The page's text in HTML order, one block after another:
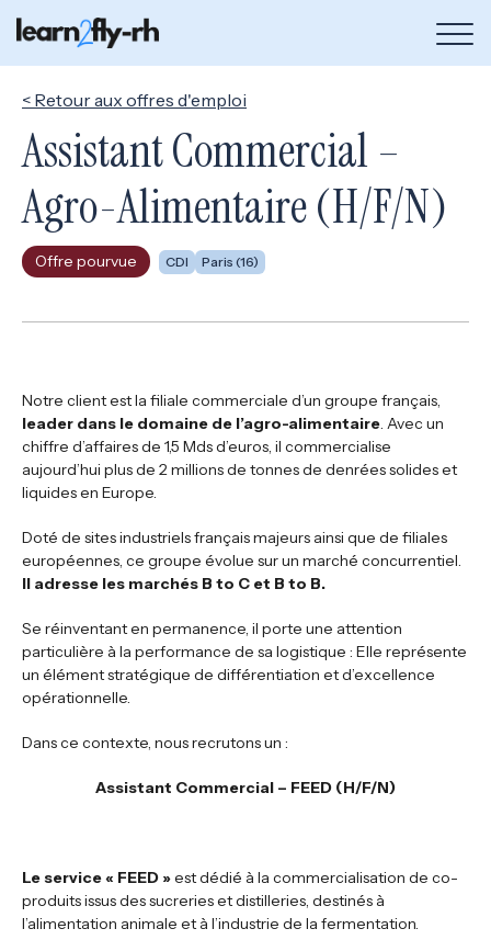
de
< Retour aux offres d'emploi
Assistant Commercial –
Agro-Alimentaire (H/F/N)
Offre pourvue CDI Paris (16)
Notre client est la filiale commerciale d’un groupe français,
leader dans le domaine de l’agro-alimentaire. Avec un
chiffre d’affaires de 1,5 Mds d’euros, il commercialise
aujourd’hui plus de 2 millions de tonnes de denrées solides et
liquides en Europe.
Doté de sites industriels français majeurs ainsi que de filiales
européennes, ce groupe évolue sur un marché concurrentiel.
Il adresse les marchés B to C et B to B.
Se réinventant en permanence, il porte une attention
particulière à la performance de sa logistique : Elle représente
un élément stratégique de différentiation et d’excellence
opérationnelle.
Dans ce contexte, nous recrutons un :
Assistant Commercial – FEED (H/F/N)
Le service « FEED »est dédié à la commercialisation de co-
produits issus des sucreries et distilleries, destinés à
l’alimentation animale et à l’industrie de la fermentation.